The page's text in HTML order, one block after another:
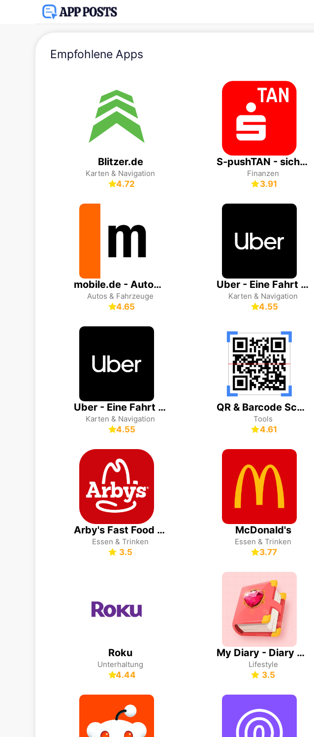
Empfohlene Apps
Blitzer.de
Karten & Navigation
4.72
S-pushTAN - sichere Freigaben
Finanzen
3.91
mobile.de - Automarkt
Autos & Fahrzeuge
4.65
Uber - Eine Fahrt bestellen
Karten & Navigation
4.55
Uber - Eine Fahrt bestellen
Karten & Navigation
4.55
QR & Barcode Scanner (Deutsch)
Tools
4.61
Arby's Fast Food Sandwiches
Essen & Trinken
3.5
McDonald's
Essen & Trinken
3.77
Roku
Unterhaltung
4.44
My Diary - Diary With Lock
Lifestyle
3.5